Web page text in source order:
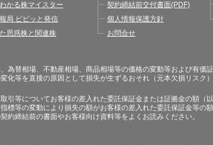
かる株マイスター
局 ビビッと発信
思惑株と関連株
契約締結前交付書面(PDF)
個人情報保護方針
お問合せ
為替相場、不動産相場、商品相場等の価格の変動等および有価
化等を直接の原因として損失が生ずるおそれ（元本欠損リスク
引等についてお客様の差入れた委託保証金または証拠金の額（
標等の変動により損失の額がお客様の差入れた委託保証金等の
約締結前の書面やお客様向け資料等をよくお読みください。